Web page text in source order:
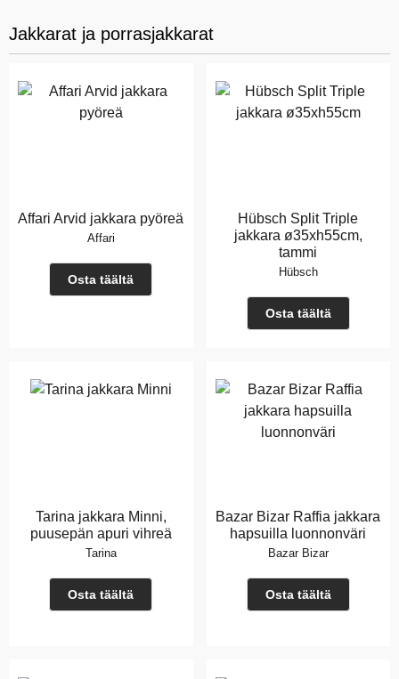
Jakkarat ja porrasjakkarat
Affari Arvid jakkara pyöreä
Affari
Osta täältä
Hübsch Split Triple
jakkara ø35xh55cm,
tammi
Hübsch
Osta täältä
Tarina jakkara Minni,
puusepän apuri vihreä
Tarina
Osta täältä
Bazar Bizar Raffia jakkara
hapsuilla luonnonväri
Bazar Bizar
Osta täältä